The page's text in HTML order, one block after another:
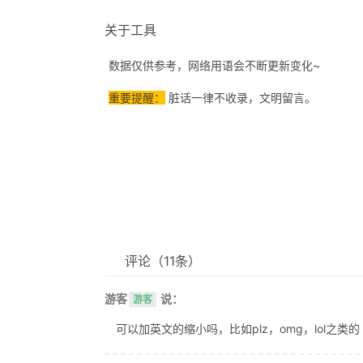
关于工具
数据仅供参考，网络用语会不断更新变化~
重要提醒： 脏话一律不收录，文明留言。
评论 （11条）
游客 游客 说：
可以加英文的缩小吗，比如plz，omg，lol之类的